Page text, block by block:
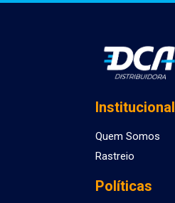
Institucional
Quem Somos
Rastreio
Políticas